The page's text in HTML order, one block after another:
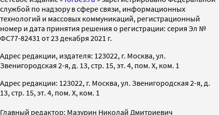
службой по надзору в сфере связи, информационных
технологий и массовых коммуникаций, регистрационный
номер и дата принятия решения о регистрации: серия Эл №
ФС77-82431 от 23 декабря 2021 г.
Адрес редакции, издателя: 123022, г. Москва, ул.
Звенигородская 2-я, д. 13, стр. 15, эт. 4, пом. X, ком. 1
Адрес редакции: 123022, г. Москва, ул. Звенигородская 2-я, д.
13, стр. 15, эт. 4, пом. X, ком. 1
Главный редактор: Мазурин Николай Дмитриевич